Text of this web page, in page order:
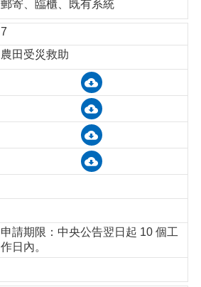
郵寄、臨櫃、既有系統
7
農田受災救助
申請期限：中央公告翌日起 10 個工
作日內。